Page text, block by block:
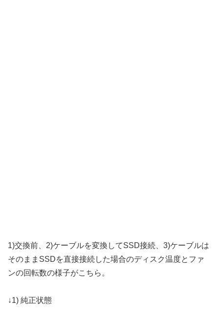
1)交換前、2)ケーブルを変換してSSD接続、3)ケーブルは
そのままSSDを直接接続した場合のディスク温度とファ
ンの回転数の様子がこちら。
↓1) 純正状態